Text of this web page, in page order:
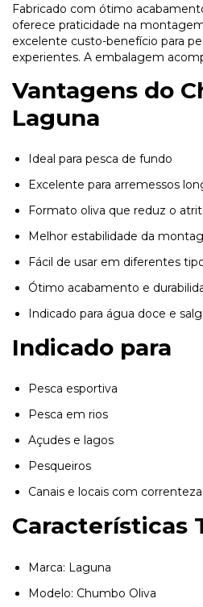
Fabricado com ótimo
oferece praticidade na
excelente custo-benefício para
experientes. A embalagem
Vantagens do
Laguna
Ideal para pesca de fundo
Excelente para arremessos
Formato oliva que reduz o
Melhor estabilidade da
Fácil de usar em diferentes
Ótimo acabamento e
Indicado para água doce e
Indicado para
Pesca esportiva
Pesca em rios
Açudes e lagos
Pesqueiros
Canais e locais com correnteza
Características
Marca: Laguna
Modelo: Chumbo Oliva